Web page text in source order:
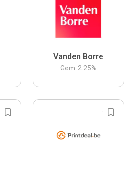
Vanden Borre
Gem. 2.25%